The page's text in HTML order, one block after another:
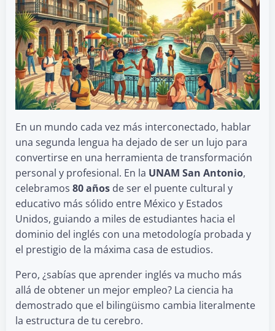
En un mundo cada vez más interconectado, hablar
una segunda lengua ha dejado de ser un lujo para
convertirse en una herramienta de transformación
personal y profesional. En la UNAM San Antonio,
celebramos 80 años de ser el puente cultural y
educativo más sólido entre México y Estados
Unidos, guiando a miles de estudiantes hacia el
dominio del inglés con una metodología probada y
el prestigio de la máxima casa de estudios.
Pero, ¿sabías que aprender inglés va mucho más
allá de obtener un mejor empleo? La ciencia ha
demostrado que el bilingüismo cambia literalmente
la estructura de tu cerebro.